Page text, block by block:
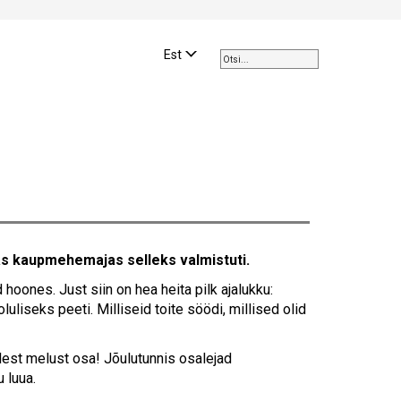
the
up
Press
to
Est
kaupmehemajas selleks valmistuti.
Just siin on hea heita pilk ajalukku:
peeti. Milliseid toite söödi, millised olid
melust osa! Jõulutunnis osalejad
luua.